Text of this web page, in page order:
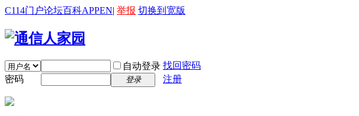
C114门户论坛百科APPEN| 举报 切换到宽版
自动登录 找回密码
密码
登录 注册